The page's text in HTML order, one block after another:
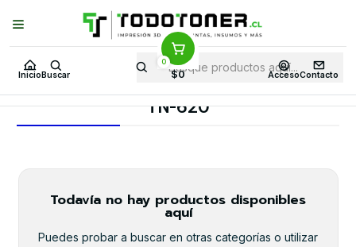
Inicio Buscar
0
$0 AccesoContacto
Puedes Elegir: Comprar enTienda· Despachoa Todo Chile · Retiro en
Tienda en24 Horas
Inicio Toner y tambor Toner Original BROTHER
Insumos BROTHER
TN-620
Todavía no hay productos disponibles
aquí
Puedes probar a buscar en otras categorías o utilizar